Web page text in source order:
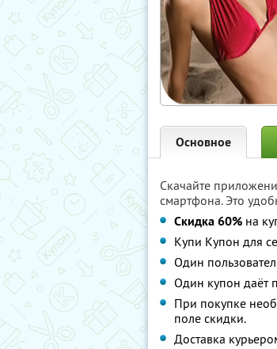
Основное
Скачайте
смартфона. Это
Cкидка 60% на
Купи Купон для
Один
Один купон даёт
При покупке
поле скидки.
Доставка